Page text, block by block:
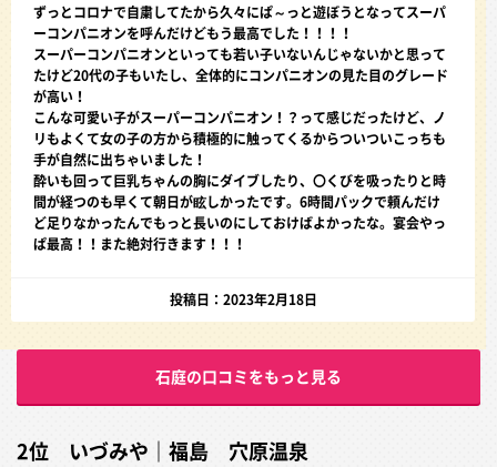
ずっとコロナで自粛してたから久々にぱ～っと遊ぼうとなってスーパ
ーコンパニオンを呼んだけどもう最高でした！！！！
スーパーコンパニオンといっても若い子いないんじゃないかと思って
たけど20代の子もいたし、全体的にコンパニオンの見た目のグレード
が高い！
こんな可愛い子がスーパーコンパニオン！？って感じだったけど、ノ
リもよくて女の子の方から積極的に触ってくるからついついこっちも
手が自然に出ちゃいました！
酔いも回って巨乳ちゃんの胸にダイブしたり、〇くびを吸ったりと時
間が経つのも早くて朝日が眩しかったです。6時間パックで頼んだけ
ど足りなかったんでもっと長いのにしておけばよかったな。宴会やっ
ぱ最高！！また絶対行きます！！！
投稿日：2023年2月18日
石庭の口コミをもっと見る
2位 いづみや｜福島 穴原温泉